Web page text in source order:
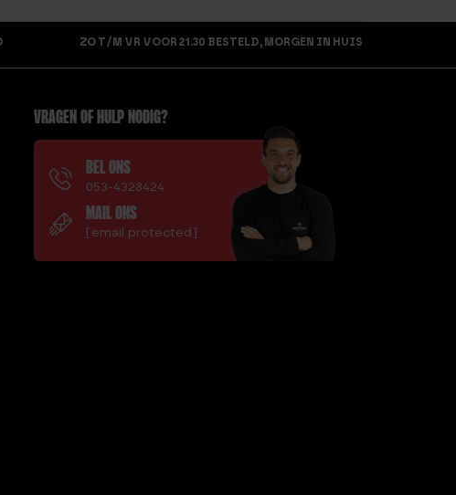
ZO T/M VR VOOR 21.30 BESTELD, MORGEN IN HUIS
VRAGEN OF HULP NODIG?
BEL ONS
053-4328424
MAIL ONS
[email protected]